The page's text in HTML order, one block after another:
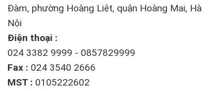
Đàm, phường Hoàng Liệt, quận Hoàng Mai, Hà
Nội
Điện thoại :
024 3382 9999 - 0857829999
Fax : 024 3540 2666
MST : 0105222602